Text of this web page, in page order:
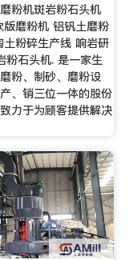
粉机斑岩粉石头机
版磨粉机 铝钒土磨粉
土粉碎生产线 响岩研
粉石头机. 是一家生
粉、制砂、磨粉设
、销三位一体的股份
力于为顾客提供解决